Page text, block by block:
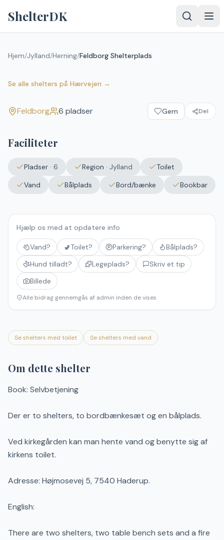
ShelterDK
Hjem/Jylland/Herning/Feldborg Shelterplads
Se alle shelters på Hærvejen →
Feldborg Shelterplads
Feldborg
Feldborg 6 pladser Gem Del
Faciliteter
Pladser · 6 Region · Jylland
Toilet
Vand
Bålplads Bord/bænke Bookbar
Hjælp os med at opdatere info
Vand? 🚽Toilet? Parkering?
Bålplads?
Hund tilladt?
Legeplads?
Skriv et tip
Billede
Alle bidrag gennemgås af admin inden de vises
Se shelters med toilet Se shelters med vand
Om dette shelter
Book: Selvbetjening
Der er to shelters, to bordbænkesæt og en bålplads.
Ved kirkegården kan man hente vand og benytte sig af
kirkens toilet.
Adresse: Højmosevej 5, 7540 Haderup.
English:
There are two shelters, two table bench sets and a fire